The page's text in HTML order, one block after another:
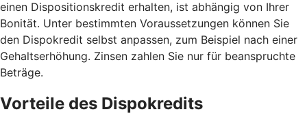
einen Dispositionskredit erhalten, ist abhängig von Ihrer
Bonität. Unter bestimmten Voraussetzungen können Sie
den Dispokredit selbst anpassen, zum Beispiel nach einer
Gehaltserhöhung. Zinsen zahlen Sie nur für beanspruchte
Beträge.
Vorteile des Dispokredits